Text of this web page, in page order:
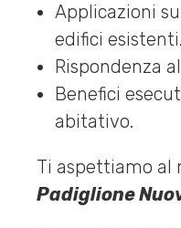
Applicazioni
edifici esistenti.
Rispondenza
Benefici
abitativo.
Ti aspettiamo al
Padiglione